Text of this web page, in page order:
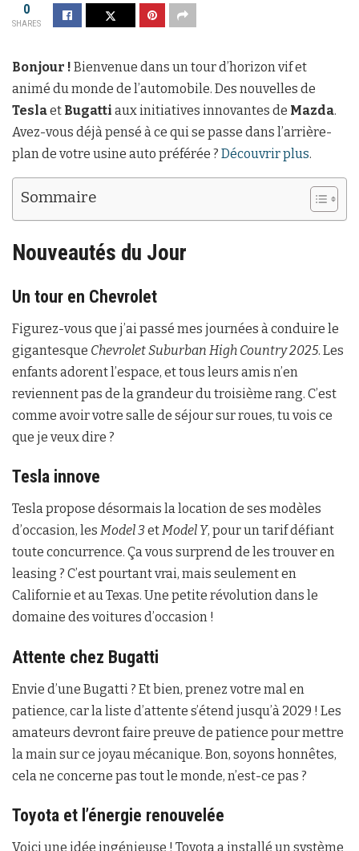
0
SHARES
Bonjour ! Bienvenue dans un tour d’horizon vif et
animé du monde de l’automobile. Des nouvelles de
Teslaet Bugatti aux initiatives innovantes de Mazda.
Avez-vous déjà pensé à ce qui se passe dans l’arrière-
plan de votre usine auto préférée ? Découvrir plus.
Sommaire
Nouveautés du Jour
Un tour en Chevrolet
Figurez-vous que j’ai passé mes journées à conduire le
gigantesque Chevrolet Suburban High Country 2025. Les
enfants adorent l’espace, et tous leurs amis n’en
reviennent pas de la grandeur du troisième rang. C’est
comme avoir votre salle de séjour sur roues, tu vois ce
que je veux dire ?
Tesla innove
Tesla propose désormais la location de ses modèles
d’occasion, les Model 3etModel Y, pour un tarif défiant
toute concurrence. Ça vous surprend de les trouver en
leasing ? C’est pourtant vrai, mais seulement en
Californie et au Texas. Une petite révolution dans le
domaine des voitures d’occasion !
Attente chez Bugatti
Envie d’une Bugatti ? Et bien, prenez votre mal en
patience, car la liste d’attente s’étend jusqu’à 2029 ! Les
amateurs devront faire preuve de patience pour mettre
la main sur ce joyau mécanique. Bon, soyons honnêtes,
cela ne concerne pas tout le monde, n’est-ce pas ?
Toyota et l’énergie renouvelée
Voici une idée ingénieuse ! Toyota a installé un système